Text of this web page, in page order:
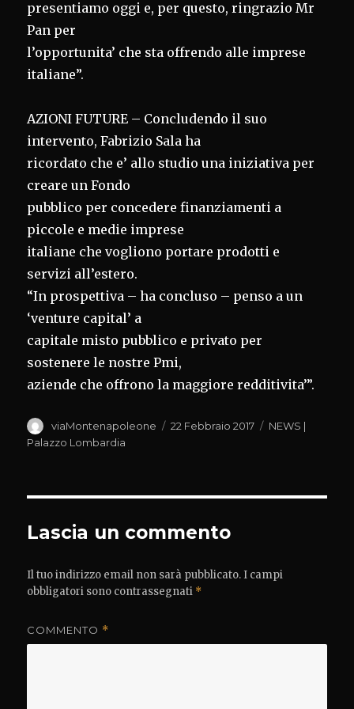
presentiamo oggi e, per questo, ringrazio Mr
Pan per
l’opportunita’ che sta offrendo alle imprese
italiane”.
AZIONI FUTURE – Concludendo il suo
intervento, Fabrizio Sala ha
ricordato che e’ allo studio una iniziativa per
creare un Fondo
pubblico per concedere finanziamenti a
piccole e medie imprese
italiane che vogliono portare prodotti e
servizi all’estero.
“In prospettiva – ha concluso – penso a un
‘venture capital’ a
capitale misto pubblico e privato per
sostenere le nostre Pmi,
aziende che offrono la maggiore redditivita’”.
Autore
viaMontenapoleone
Pubblicato
22 Febbraio 2017 Categorie
NEWS |
Palazzo Lombardia
Lascia un commento
Il tuo indirizzo email non sarà pubblicato. I campi
obbligatori sono contrassegnati *
COMMENTO *